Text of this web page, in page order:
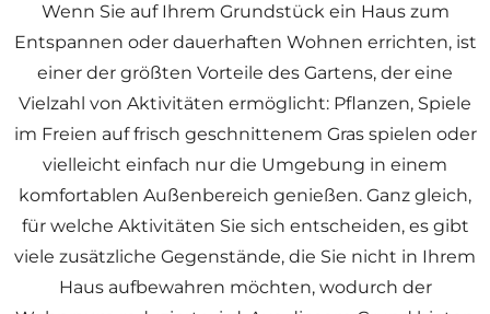
Wenn Sie auf Ihrem Grundstück ein Haus zum
Entspannen oder dauerhaften Wohnen errichten, ist
einer der größten Vorteile des Gartens, der eine
Vielzahl von Aktivitäten ermöglicht: Pflanzen, Spiele
im Freien auf frisch geschnittenem Gras spielen oder
vielleicht einfach nur die Umgebung in einem
komfortablen Außenbereich genießen. Ganz gleich,
für welche Aktivitäten Sie sich entscheiden, es gibt
viele zusätzliche Gegenstände, die Sie nicht in Ihrem
Haus aufbewahren möchten, wodurch der